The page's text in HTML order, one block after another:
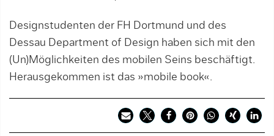
Designstudenten der FH Dortmund und des
Dessau Department of Design haben sich mit den
(Un)Möglichkeiten des mobilen Seins beschäftigt.
Herausgekommen ist das »mobile book«.